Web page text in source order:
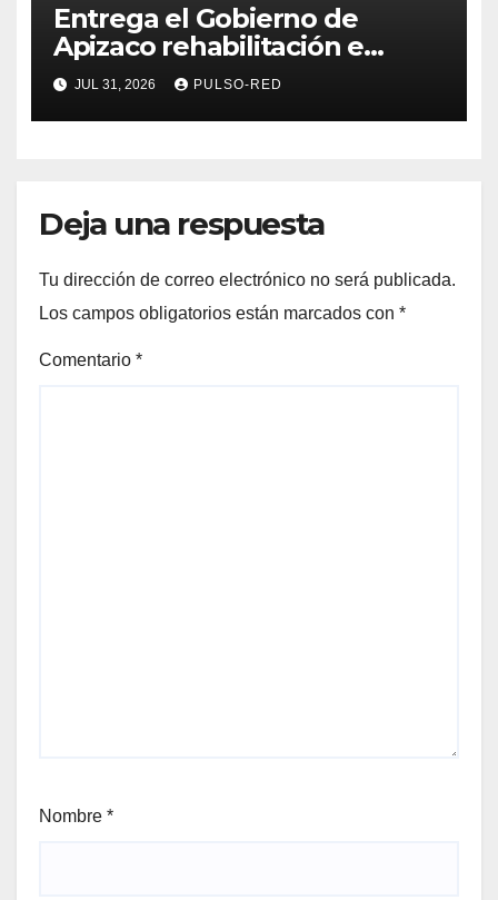
​Entrega el Gobierno de
Apizaco rehabilitación e
impermeabilización de casi
mil metros cuadrados en la
Plaza Guadalupe
JUL 31, 2026 PULSO-RED
Deja una respuesta
Tu dirección de correo electrónico no será publicada.
Los campos obligatorios están marcados con *
Comentario *
Nombre *